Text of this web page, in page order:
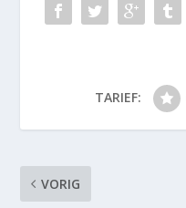
TARIEF:
VORIG